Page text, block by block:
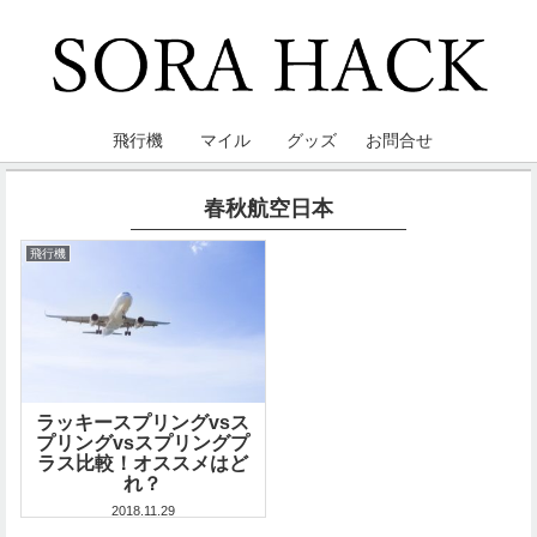
飛行機 マイル グッズ お問合せ
春秋航空日本
飛行機
ラッキースプリングvsス
プリングvsスプリングプ
ラス比較！オススメはど
れ？
2018.11.29